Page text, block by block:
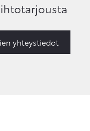
yhteystiedot